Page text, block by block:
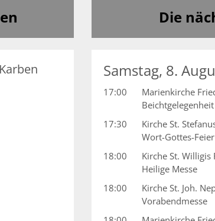
Die
Samstag, 8.
17:00
Marienkirche
Beichtgelegenheit
17:30
Kirche St.
Wort-Gottes-Feier
18:00
Kirche St. Willigis
Heilige Messe
18:00
Kirche St. Joh.
Vorabendmesse